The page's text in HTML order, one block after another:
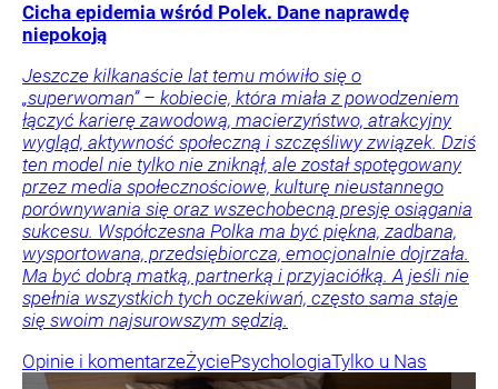
Cicha epidemia wśród Polek. Dane naprawdę
niepokoją
Jeszcze kilkanaście lat temu mówiło się o
„superwoman” – kobiecie, która miała z powodzeniem
łączyć karierę zawodową, macierzyństwo, atrakcyjny
wygląd, aktywność społeczną i szczęśliwy związek. Dziś
ten model nie tylko nie zniknął, ale został spotęgowany
przez media społecznościowe, kulturę nieustannego
porównywania się oraz wszechobecną presję osiągania
sukcesu. Współczesna Polka ma być piękna, zadbana,
wysportowana, przedsiębiorcza, emocjonalnie dojrzała.
Ma być dobrą matką, partnerką i przyjaciółką. A jeśli nie
spełnia wszystkich tych oczekiwań, często sama staje
się swoim najsurowszym sędzią.
Opinie i komentarzeŻyciePsychologiaTylko u Nas